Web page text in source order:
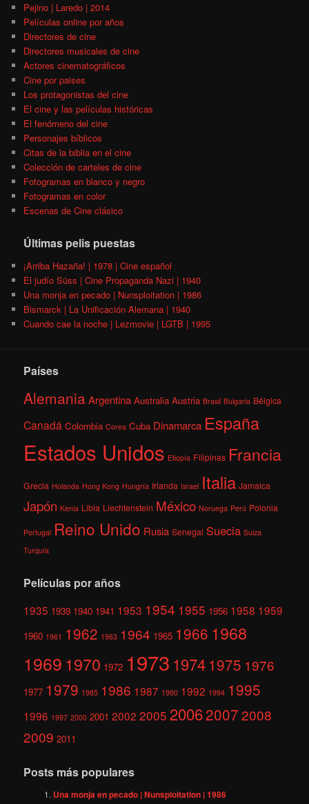
Pejino | Laredo | 2014
Películas online por años
Directores de cine
Directores musicales de cine
Actores cinematográficos
Cine por paises
Los protagonistas del cine
El cine y las películas históricas
El fenómeno del cine
Personajes bíblicos
Citas de la biblia en el cine
Colección de carteles de cine
Fotogramas en blanco y negro
Fotogramas en color
Escenas de Cine clásico
Últimas pelis puestas
¡Arriba Hazaña! | 1978 | Cine español
El judío Süss | Cine Propaganda Nazi | 1940
Una monja en pecado | Nunsploitation | 1986
Bismarck | La Unificación Alemana | 1940
Cuando cae la noche | Lezmovie | LGTB | 1995
Países
AlemaniaArgentina Australia Austria Brasil Bulgaria Bélgica
Canadá Colombia Corea Cuba Dinamarca España
Estados Unidos Etiopía Filipinas Francia
Grecia Holanda Hong Kong Hungría Irlanda Israel Italia Jamaica
Japón Kenia Libia Liechtenstein México Noruega Perú Polonia
Portugal Reino Unido Rusia Senegal Suecia Suiza
Turquía
Películas por años
1935 1939 1940 1941 1953 1954 1955 1956 1958 1959
1960 1961 1962 1963 1964 1965 1966 1968
1969 1970 1972 1973 1974 1975 1976
1977 1979 1985 1986 1987 1990 1992 1994 1995
1996 1997 2000 2001 2002 2005 200620072008
2009 2011
Posts más populares
Una monja en pecado | Nunsploitation | 1986